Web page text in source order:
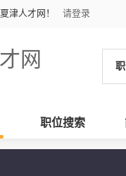
津人才网！ 请登录
网
职位搜索